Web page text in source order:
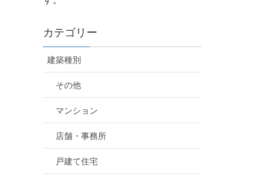
カテゴリー
建築種別
その他
マンション
店舗・事務所
戸建て住宅